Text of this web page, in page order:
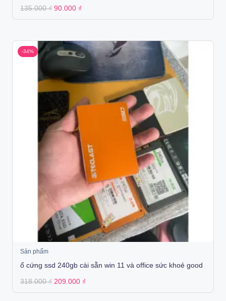
135.000₫ Original
was:
90.000 ₫
is:
-34%
Sản phẩm
ổ cứng ssd 240gb cài sẵn win 11 và office sức khoẻ good
318.000₫ Original
was:
209.000 ₫
is: